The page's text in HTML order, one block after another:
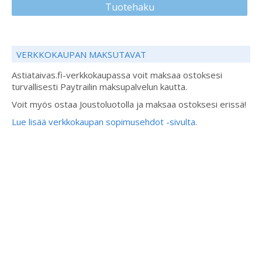
Tuotehaku
VERKKOKAUPAN MAKSUTAVAT
Astiataivas.fi-verkkokaupassa voit maksaa ostoksesi
turvallisesti Paytrailin maksupalvelun kautta.
Voit myös ostaa Joustoluotolla ja maksaa ostoksesi erissä!
Lue lisää verkkokaupan sopimusehdot -sivulta.